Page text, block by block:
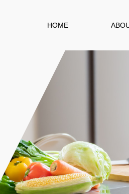
HOME